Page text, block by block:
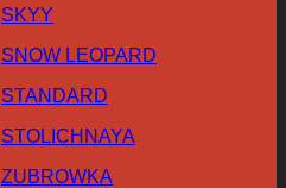
SKYY
SNOW LEOPARD
STANDARD
STOLICHNAYA
ZUBROWKA